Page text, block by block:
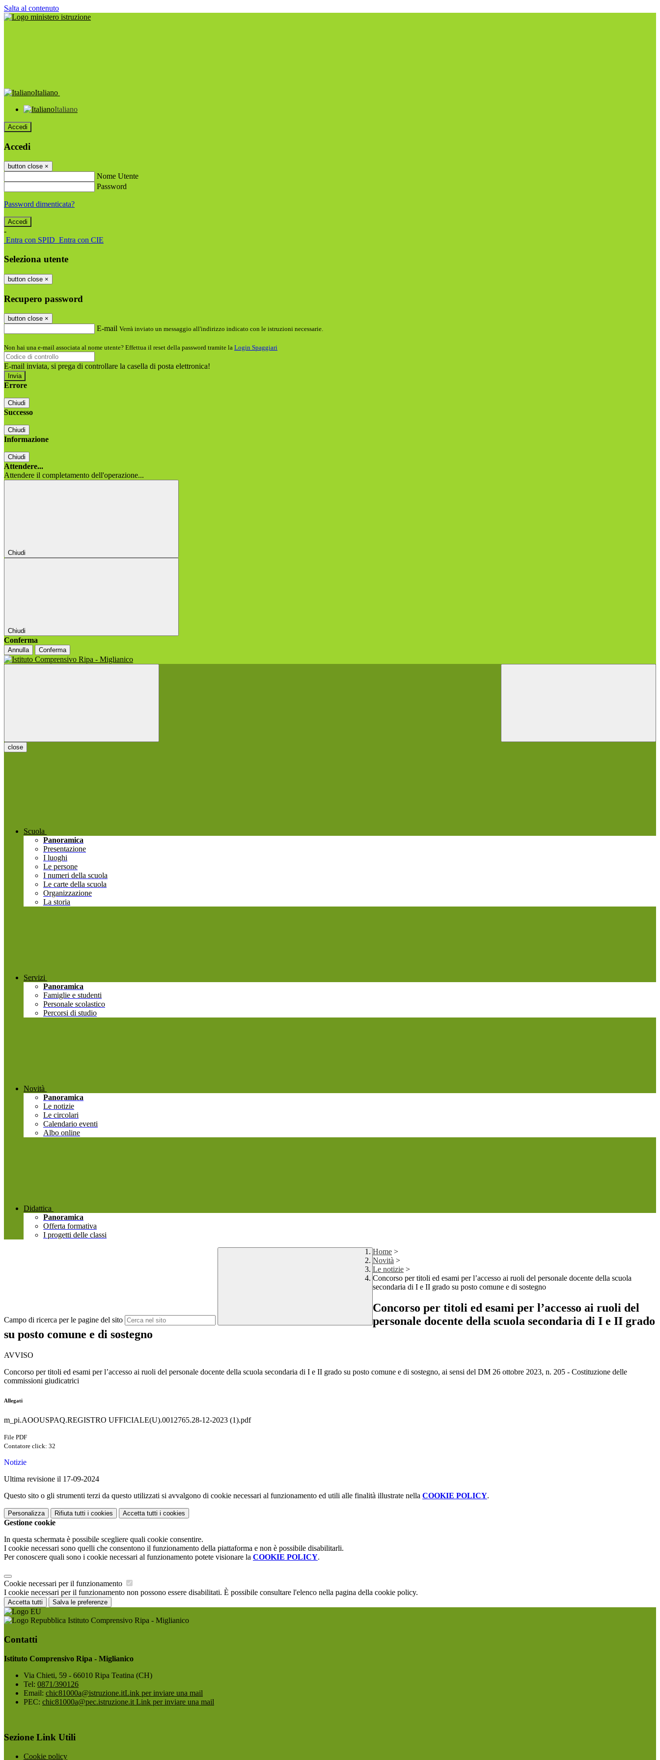
Salta al contenuto
Italiano
Italiano
Accedi
Accedi
button close ×
Nome Utente
Password
Password dimenticata?
-
Entra con SPID Entra con CIE
Seleziona utente
button close ×
Recupero password
button close ×
E-mail Verrà inviato un messaggio all'indirizzo indicato con le istruzioni necessarie.
Non hai una e-mail associata al nome utente? Effettua il reset della password tramite la Login Spaggiari
E-mail inviata, si prega di controllare la casella di posta elettronica!
Errore
Chiudi
Successo
Chiudi
Informazione
Chiudi
Attendere...
Attendere il completamento dell'operazione...
Chiudi
Chiudi
Conferma
Annulla Conferma
close
Scuola
Panoramica
Presentazione
I luoghi
Le persone
I numeri della scuola
Le carte della scuola
Organizzazione
La storia
Servizi
Panoramica
Famiglie e studenti
Personale scolastico
Percorsi di studio
Novità
Panoramica
Le notizie
Le circolari
Calendario eventi
Albo online
Didattica
Panoramica
Offerta formativa
I progetti delle classi
Campo di ricerca per le pagine del sito
Home >
Novità >
Le notizie >
Concorso per titoli ed esami per l’accesso ai ruoli del personale docente della scuola
secondaria di I e II grado su posto comune e di sostegno
Concorso per titoli ed esami per l’accesso ai ruoli del
personale docente della scuola secondaria di I e II grado
su posto comune e di sostegno
AVVISO
Concorso per titoli ed esami per l’accesso ai ruoli del personale docente della scuola secondaria di I e II grado su posto comune e di sostegno, ai sensi del DM 26 ottobre 2023, n. 205 - Costituzione delle
commissioni giudicatrici
Allegati
m_pi.AOOUSPAQ.REGISTRO UFFICIALE(U).0012765.28-12-2023 (1).pdf
File PDF
Contatore click: 32
Notizie
Ultima revisione il 17-09-2024
Questo sito o gli strumenti terzi da questo utilizzati si avvalgono di cookie necessari al funzionamento ed utili alle finalità illustrate nella COOKIE POLICY.
Personalizza Rifiuta tutti i cookies Accetta tutti i cookies
Gestione cookie
In questa schermata è possibile scegliere quali cookie consentire.
I cookie necessari sono quelli che consentono il funzionamento della piattaforma e non è possibile disabilitarli.
Per conoscere quali sono i cookie necessari al funzionamento potete visionare la COOKIE POLICY.
Cookie necessari per il funzionamento
I cookie necessari per il funzionamento non possono essere disabilitati. È possibile consultare l'elenco nella pagina della cookie policy.
Accetta tutti Salva le preferenze
Istituto Comprensivo Ripa - Miglianico
Contatti
Istituto Comprensivo Ripa - Miglianico
Via Chieti, 59 - 66010 Ripa Teatina (CH)
Tel: 0871/390126
Email: chic81000a@istruzione.itLink per inviare una mail
PEC: chic81000a@pec.istruzione.it Link per inviare una mail
Sezione Link Utili
Cookie policy